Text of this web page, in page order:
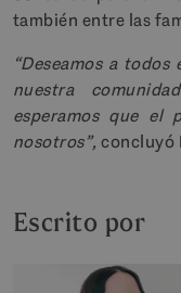
también entre las
“Deseamos a
nuestra
esperamos que el
nosotros”, concluyó
Escrito por